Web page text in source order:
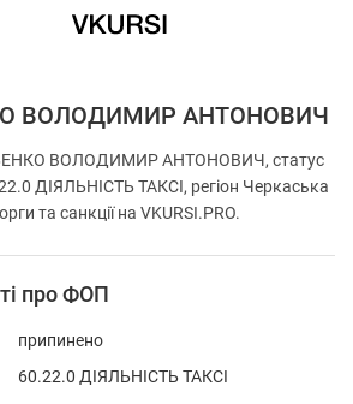
ВОЛОДИМИР АНТОНОВИЧ
ВОЛОДИМИР АНТОНОВИЧ, статус
ДІЯЛЬНІСТЬ ТАКСІ, регіон Черкаська
та санкції на VKURSI.PRO.
про ФОП
припинено
60.22.0 ДІЯЛЬНІСТЬ ТАКСІ